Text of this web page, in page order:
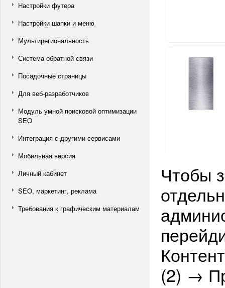
Настройки футера
Настройки шапки и меню
Мультирегиональность
Система обратной связи
Посадочные страницы
Для веб-разработчиков
Модуль умной поисковой оптимизации
SEO
Интеграция с другими сервисами
Мобильная версия
Личный кабинет
SEO, маркетинг, реклама
Требования к графическим материалам
Чтобы
(2) →